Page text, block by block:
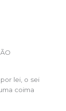
lei, o sei
coima